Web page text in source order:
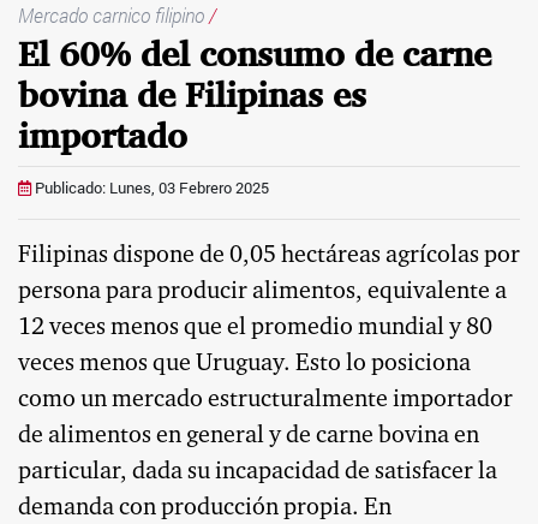
Mercado carnico filipino/
El 60% del consumo de carne
bovina de Filipinas es
importado
Publicado: Lunes, 03 Febrero 2025
Filipinas dispone de 0,05 hectáreas agrícolas por
persona para producir alimentos, equivalente a
12 veces menos que el promedio mundial y 80
veces menos que Uruguay. Esto lo posiciona
como un mercado estructuralmente importador
de alimentos en general y de carne bovina en
particular, dada su incapacidad de satisfacer la
demanda con producción propia. En